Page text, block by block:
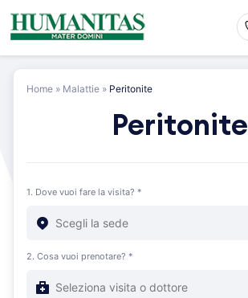
Skip
to
Home » Malattie » Peritonite
Peritonite
1. Dove vuoi fare la visita? *
2. Cosa vuoi prenotare? *